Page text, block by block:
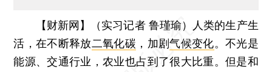
【财新网】（实习记者 鲁瑾瑜）
人类的生产生
活，在不断释放二氧化碳 ，加剧气候变化。不光是
能源、交通行业，农业也占到了很大比重。但是和